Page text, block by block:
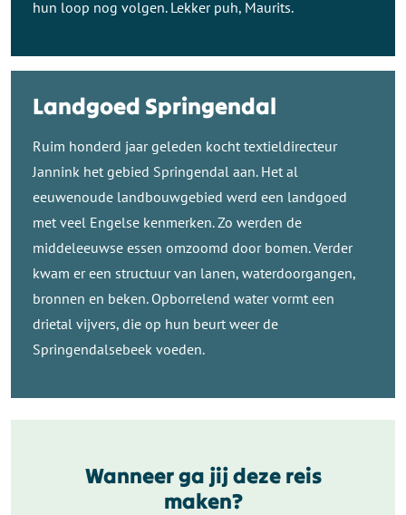
hun loop nog volgen. Lekker puh, Maurits.
Landgoed Springendal
Ruim honderd jaar geleden kocht textieldirecteur
Jannink het gebied Springendal aan. Het al
eeuwenoude landbouwgebied werd een landgoed
met veel Engelse kenmerken. Zo werden de
middeleeuwse essen omzoomd door bomen. Verder
kwam er een structuur van lanen, waterdoorgangen,
bronnen en beken. Opborrelend water vormt een
drietal vijvers, die op hun beurt weer de
Springendalsebeek voeden.
Wanneer ga jij deze reis
maken?